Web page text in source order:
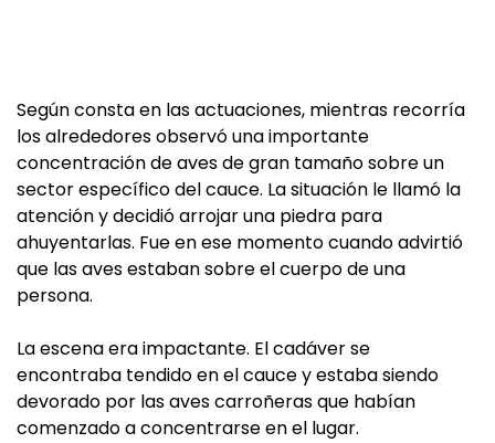
Según consta en las actuaciones, mientras recorría
los alrededores observó una importante
concentración de aves de gran tamaño sobre un
sector específico del cauce. La situación le llamó la
atención y decidió arrojar una piedra para
ahuyentarlas. Fue en ese momento cuando advirtió
que las aves estaban sobre el cuerpo de una
persona.
La escena era impactante. El cadáver se
encontraba tendido en el cauce y estaba siendo
devorado por las aves carroñeras que habían
comenzado a concentrarse en el lugar.